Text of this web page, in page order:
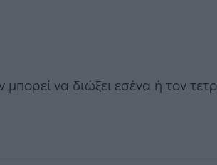
μπορεί να διώξει εσένα ή τον